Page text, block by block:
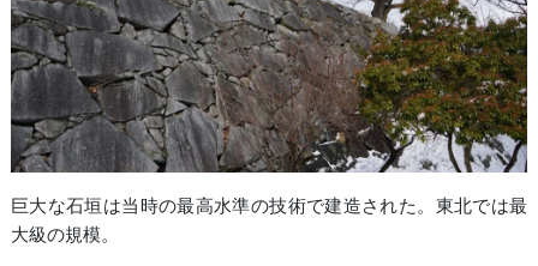
巨大な石垣は当時の最高水準の技術で建造された。東北では最
大級の規模。